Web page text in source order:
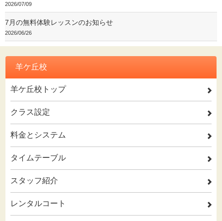
2026/07/09
7月の無料体験レッスンのお知らせ
2026/06/26
羊ケ丘校
羊ケ丘校トップ 2
クラス設定 2
料金とシステム 2
タイムテーブル 2
スタッフ紹介 2
レンタルコート 2